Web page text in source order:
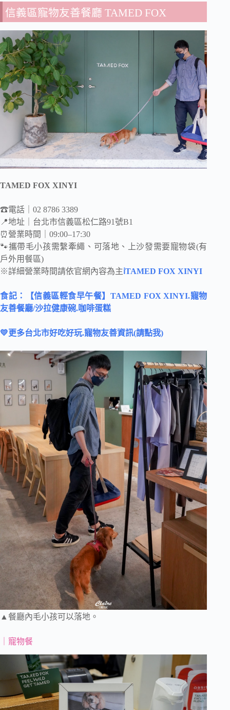
信義區寵物友善餐廳 TAMED FOX
TAMED FOX XINYI
☎電話｜02 8786 3389
📍地址｜台北市信義區松仁路91號B1
⏰營業時間｜09:00–17:30
🐾攜帶毛小孩需繫牽繩、可落地、上沙發需要寵物袋(有
戶外用餐區)
※詳細營業時間請依官網內容為主ℹTAMED FOX XINYI
食記：【信義區輕食早午餐】TAMED FOX XINYI.寵物
友善餐廳/沙拉健康碗.咖啡蛋糕
💛更多台北市好吃好玩.寵物友善資訊(請點我)
▲餐廳內毛小孩可以落地。
｜寵物餐